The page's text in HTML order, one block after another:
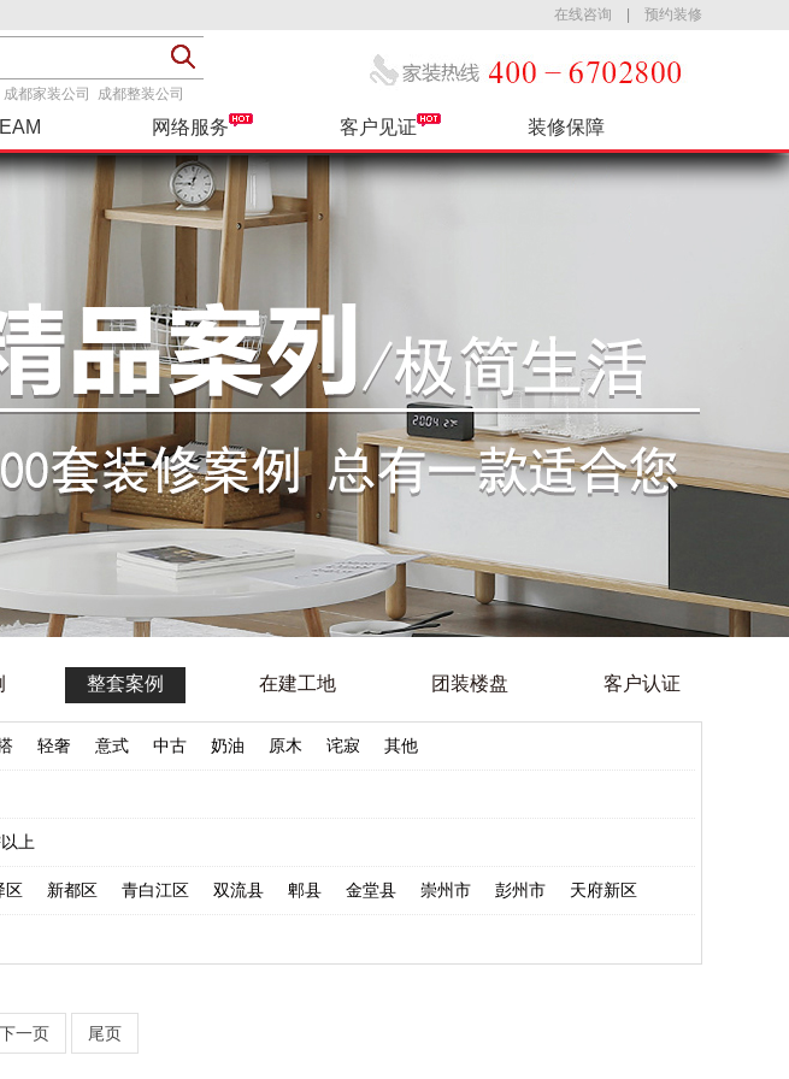
在线咨询 预约装修
成都家装公司 成都整装公司
联系我们 公司简介
在建工地 热装小区
整装
网络服务
工具服务
客户见证 装修保障
三方检测
整套案例 在建工地 团装楼盘 客户认证
轻奢 意式 中古 奶油 原木 诧寂 其他
上
区 新都区 青白江区 双流县 郫县 金堂县 崇州市 彭州市 天府新区
下一页 尾页